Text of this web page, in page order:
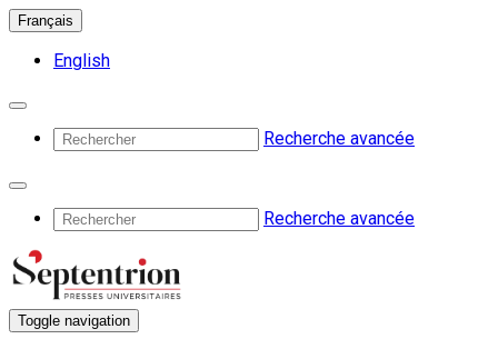
Français
English
Recherche avancée
Recherche avancée
Toggle navigation